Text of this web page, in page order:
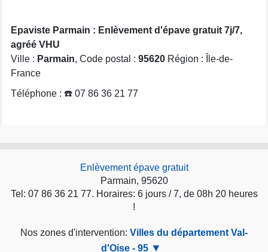
Epaviste Parmain : Enlèvement d'épave gratuit 7j/7,
agréé VHU
Ville : Parmain, Code postal : 95620 Région : Île-de-
France
Téléphone : ☎️ 07 86 36 21 77
Enlèvement épave gratuit
Parmain, 95620
Tel: 07 86 36 21 77. Horaires: 6 jours / 7, de 08h 20 heures
!
Nos zones d'intervention: Villes du département Val-
d'Oise - 95